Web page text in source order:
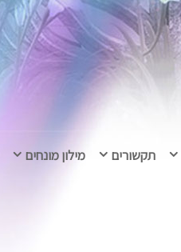
תקשורים מילון מונחים